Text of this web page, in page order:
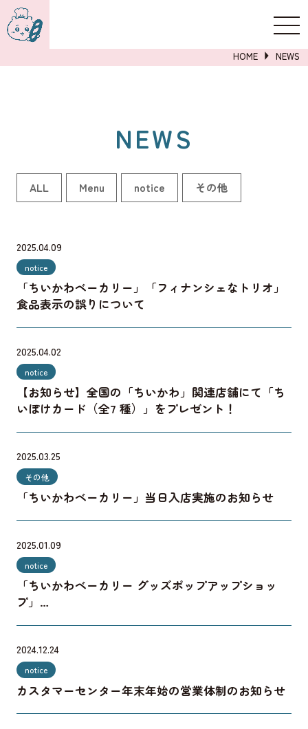
詳しくはこちら
HOME NEWS
NEWS
ALL Menu notice その他
2025.04.09
notice
「ちいかわベーカリー」「フィナンシェなトリオ」
食品表示の誤りについて
2025.04.02
notice
【お知らせ】全国の「ちいかわ」関連店舗にて「ち
いぽけカード（全7 種）」をプレゼント！
2025.03.25
その他
「ちいかわベーカリー」当日入店実施のお知らせ
2025.01.09
notice
「ちいかわベーカリー グッズポップアップショッ
プ」
2024.12.24
notice
カスタマーセンター年末年始の営業体制のお知らせ